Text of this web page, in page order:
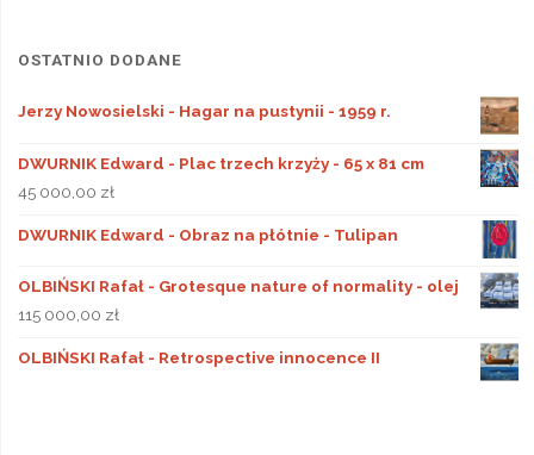
OSTATNIO DODANE
Jerzy Nowosielski - Hagar na pustynii - 1959 r.
DWURNIK Edward - Plac trzech krzyży - 65 x 81 cm
45 000,00 zł
DWURNIK Edward - Obraz na płótnie - Tulipan
OLBIŃSKI Rafał - Grotesque nature of normality - olej
115 000,00 zł
OLBIŃSKI Rafał - Retrospective innocence II